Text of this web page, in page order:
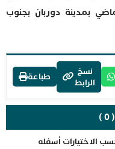
بمدينة دوربان بجنوب
نسخ
الرابط
طباعة
)
الاختيارات أسفله